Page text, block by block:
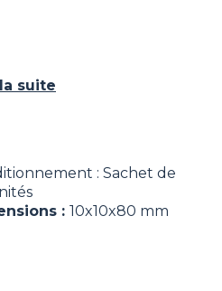
suite
: Sachet de
: 10x10x80 mm